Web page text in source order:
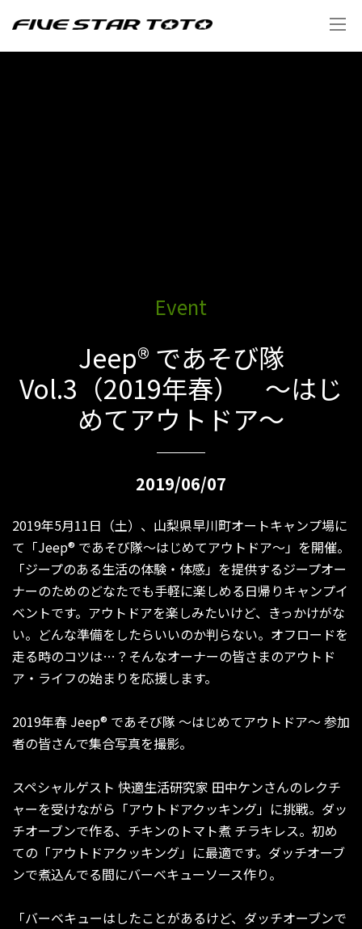
Event
Jeep® であそび隊
Vol.3（2019年春） 〜はじ
めてアウトドア〜
2019/06/07
2019年5月11日（土）、山梨県早川町オートキャンプ場に
て「Jeep® であそび隊～はじめてアウトドア～」を開催。
「ジープのある生活の体験・体感」を提供するジープオー
ナーのためのどなたでも手軽に楽しめる日帰りキャンプイ
ベントです。アウトドアを楽しみたいけど、きっかけがな
い。どんな準備をしたらいいのか判らない。オフロードを
走る時のコツは…？そんなオーナーの皆さまのアウトド
ア・ライフの始まりを応援します。
2019年春 Jeep® であそび隊 ～はじめてアウトドア～ 参加
者の皆さんで集合写真を撮影。
スペシャルゲスト 快適生活研究家 田中ケンさんのレクチ
ャーを受けながら「アウトドアクッキング」に挑戦。ダッ
チオーブンで作る、チキンのトマト煮 チラキレス。初め
ての「アウトドアクッキング」に最適です。ダッチオーブ
ンで煮込んでる間にバーベキューソース作り。
「バーベキューはしたことがあるけど、ダッチオーブンで